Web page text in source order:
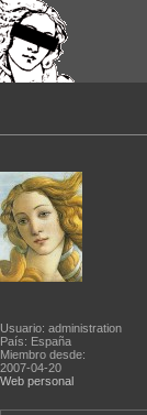
Usuario: administration
País: España
Miembro desde:
2007-04-20
Web personal